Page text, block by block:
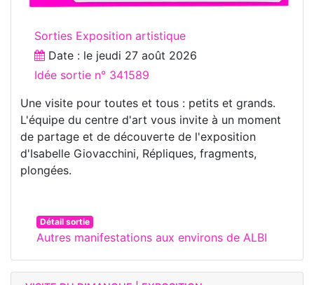
Sorties Exposition artistique
Date : le jeudi 27 août 2026
Idée sortie n° 341589
Une visite pour toutes et tous : petits et grands.
L'équipe du centre d'art vous invite à un moment
de partage et de découverte de l'exposition
d'Isabelle Giovacchini, Répliques, fragments,
plongées.
Détail sortie
Autres manifestations aux environs de ALBI